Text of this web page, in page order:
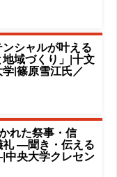
ンシャルが叶える
域づくり」|十文
|篠原雪江氏／
れた祭事・信
礼 ―聞き・伝える
央大学クレセン